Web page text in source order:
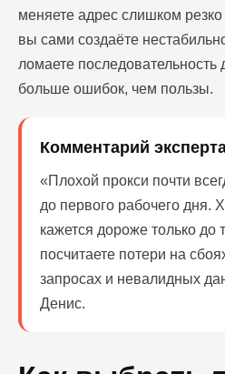
меняете адрес слишком
вы сами создаёте
ломаете последовательность
больше ошибок, чем пользы.
Комментарий
«Плохой прокси почти
до первого рабочего дня.
кажется дороже только до
посчитаете потери на
запросах и невалидных
Денис.